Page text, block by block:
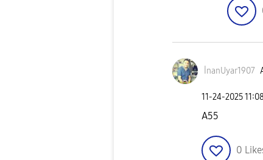
İnanUyar1907
‎11-24-2025
A55
0